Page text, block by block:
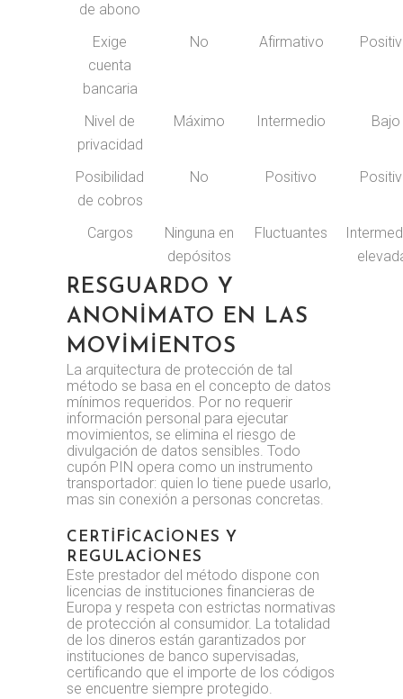
de abono
Exige
cuenta
bancaria
No Afirmativo
Nivel de
privacidad
Máximo Intermedio Bajo
Posibilidad
de cobros
No Positivo
Cargos
Ninguna en
depósitos
Fluctuantes
RESGUARDO Y
ANONIMATO EN LAS
MOVIMIENTOS
La arquitectura de protección de tal
método se basa en el concepto de datos
mínimos requeridos. Por no requerir
información personal para ejecutar
movimientos, se elimina el riesgo de
divulgación de datos sensibles. Todo
cupón PIN opera como un instrumento
transportador: quien lo tiene puede usarlo,
mas sin conexión a personas concretas.
CERTIFICACIONES Y
REGULACIONES
Este prestador del método dispone con
licencias de instituciones financieras de
Europa y respeta con estrictas normativas
de protección al consumidor. La totalidad
de los dineros están garantizados por
instituciones de banco supervisadas,
certificando que el importe de los códigos
se encuentre siempre protegido.